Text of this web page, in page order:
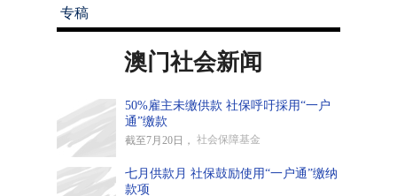
专稿
澳门社会新闻
50%雇主未缴供款 社保呼吁採用“一户
通”缴款
截至7月20日， 社会保障基金
七月供款月 社保鼓励使用“一户通”缴纳
款项